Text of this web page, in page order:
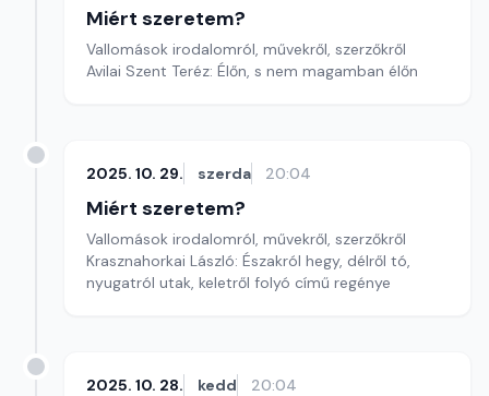
Miért szeretem?
Vallomások irodalomról, művekről, szerzőkről
Avilai Szent Teréz: Élőn, s nem magamban élőn
2025. 10. 29. szerda 20:04
Miért szeretem?
Vallomások irodalomról, művekről, szerzőkről
Krasznahorkai László: Északról hegy, délről tó,
nyugatról utak, keletről folyó című regénye
2025. 10. 28. kedd 20:04